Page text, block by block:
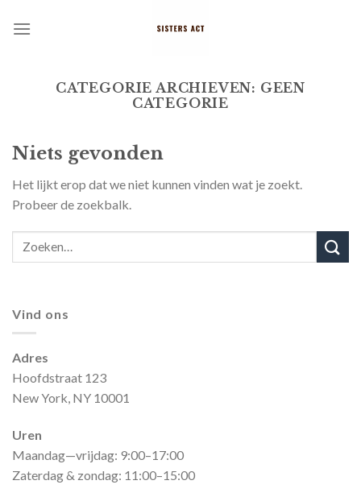
CATEGORIE ARCHIEVEN: GEEN
CATEGORIE
Niets gevonden
Het lijkt erop dat we niet kunnen vinden wat je zoekt.
Probeer de zoekbalk.
Vind ons
Adres
Hoofdstraat 123
New York, NY 10001
Uren
Maandag—vrijdag: 9:00–17:00
Zaterdag & zondag: 11:00–15:00